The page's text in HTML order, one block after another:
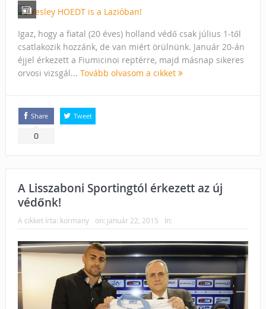
Igaz, hogy a fiatal (20 éves) holland védő csak július 1-től
csatlakozik hozzánk, de van miért örülnünk. Január 20-án
éjjel érkezett a Fiumicinoi reptérre, majd másnap sikeres
orvosi vizsgál... Tovább olvasom a cikket
Share
0
Tweet
A Lisszaboni Sportingtól érkezett az új
védőnk!
A cikket írta: kormany on: január 22, 2015 In: